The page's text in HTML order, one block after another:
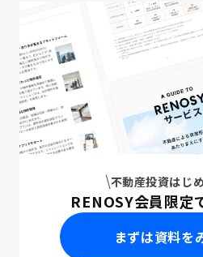
不動産投資はじ
RENOSY会員限定
まずは資料を